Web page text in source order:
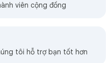
viên cộng đồng
tôi hỗ trợ bạn tốt hơn